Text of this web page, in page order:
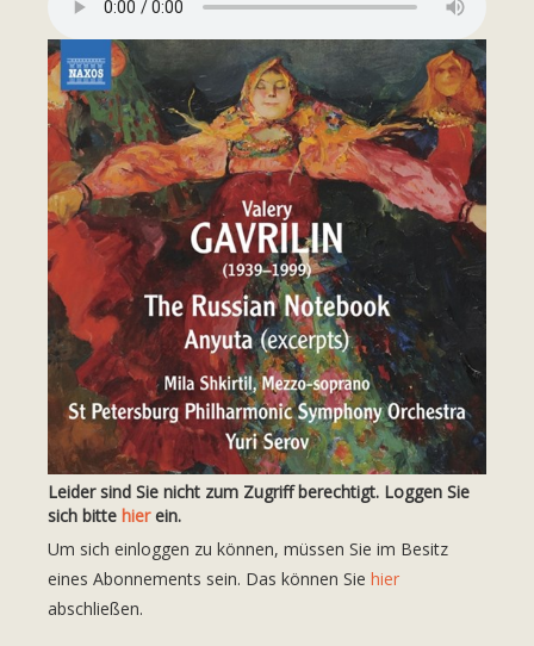
Leider sind Sie nicht zum Zugriff berechtigt. Loggen Sie
sich bitte hierein.
Um sich einloggen zu können, müssen Sie im Besitz
eines Abonnements sein. Das können Sie hier
abschließen.